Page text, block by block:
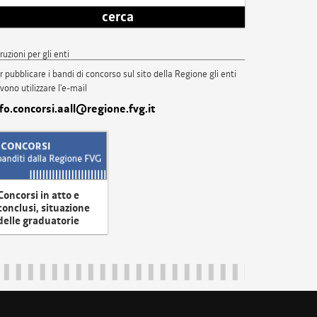
cerca
per gli enti
pubblicare i bandi di concorso sul sito della Regione gli enti
utilizzare l'e-mail
in atto e
situazione
graduatorie